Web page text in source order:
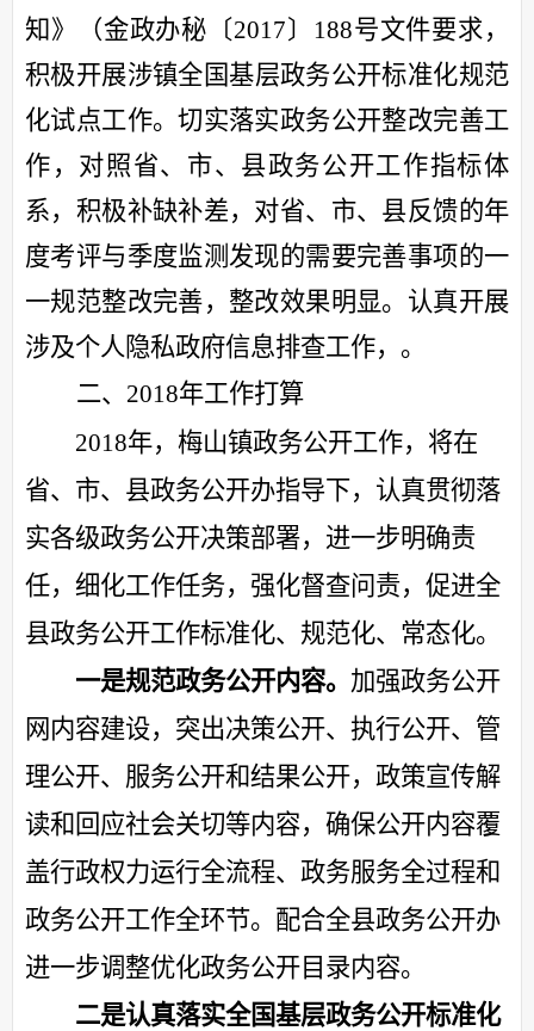
知》（金政办秘〔2017〕188号文件要求，
积极开展涉镇全国基层政务公开标准化规范
化试点工作。切实落实政务公开整改完善工
作 ， 对照省、市、县政务公开工作指标体
系，积极补缺补差，对省、市、县反馈的年
度考评与季度监测发现的需要完善事项的一
一规范整改完善，整改效果明显。 认真开展
涉及个人隐私政府信息排查工作， 。
二、 2018年工作打算
2018年， 梅山镇政务公开工作，将在
省、市、县政务公开办指导下，认真贯彻落
实各级政务公开决策部署，进一步明确责
任，细化工作任务，强化督查问责，促进全
县政务公开工作标准化、规范化、常态化。
一是规范政务公开内容。 加强政务公开
网内容建设，突出决策公开、执行公开、管
理公开、服务公开和结果公开，政策宣传解
读和回应社会关切等内容，确保公开内容覆
盖行政权力运行全流程、政务服务全过程和
政务公开工作全环节。 配合全县政务公开办
进一步调整优化政务公开 目录内容。
二是认真落实全国基层政务公开标准化